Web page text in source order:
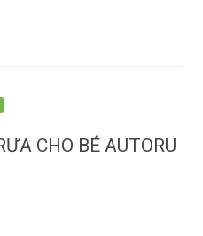
CHO BÉ AUTORU